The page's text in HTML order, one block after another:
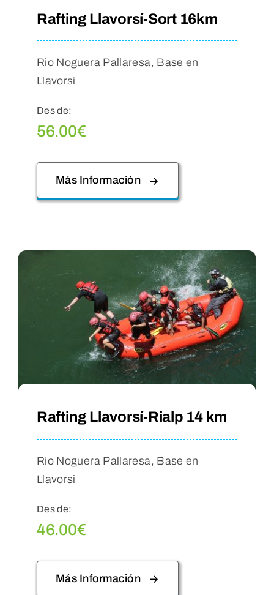
Rafting Llavorsí-Sort 16km
Rio Noguera Pallaresa, Base en
Llavorsi
Des de:
56.00€
Más Información
Rafting Llavorsí-Rialp 14 km
Rio Noguera Pallaresa, Base en
Llavorsi
Des de:
46.00€
Más Información